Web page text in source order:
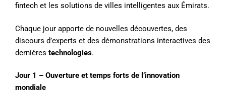
fintech et les solutions de villes intelligentes aux Émirats.
Chaque jour apporte de nouvelles découvertes, des
discours d’experts et des démonstrations interactives des
dernières technologies.
Jour 1 – Ouverture et temps forts de l’innovation
mondiale